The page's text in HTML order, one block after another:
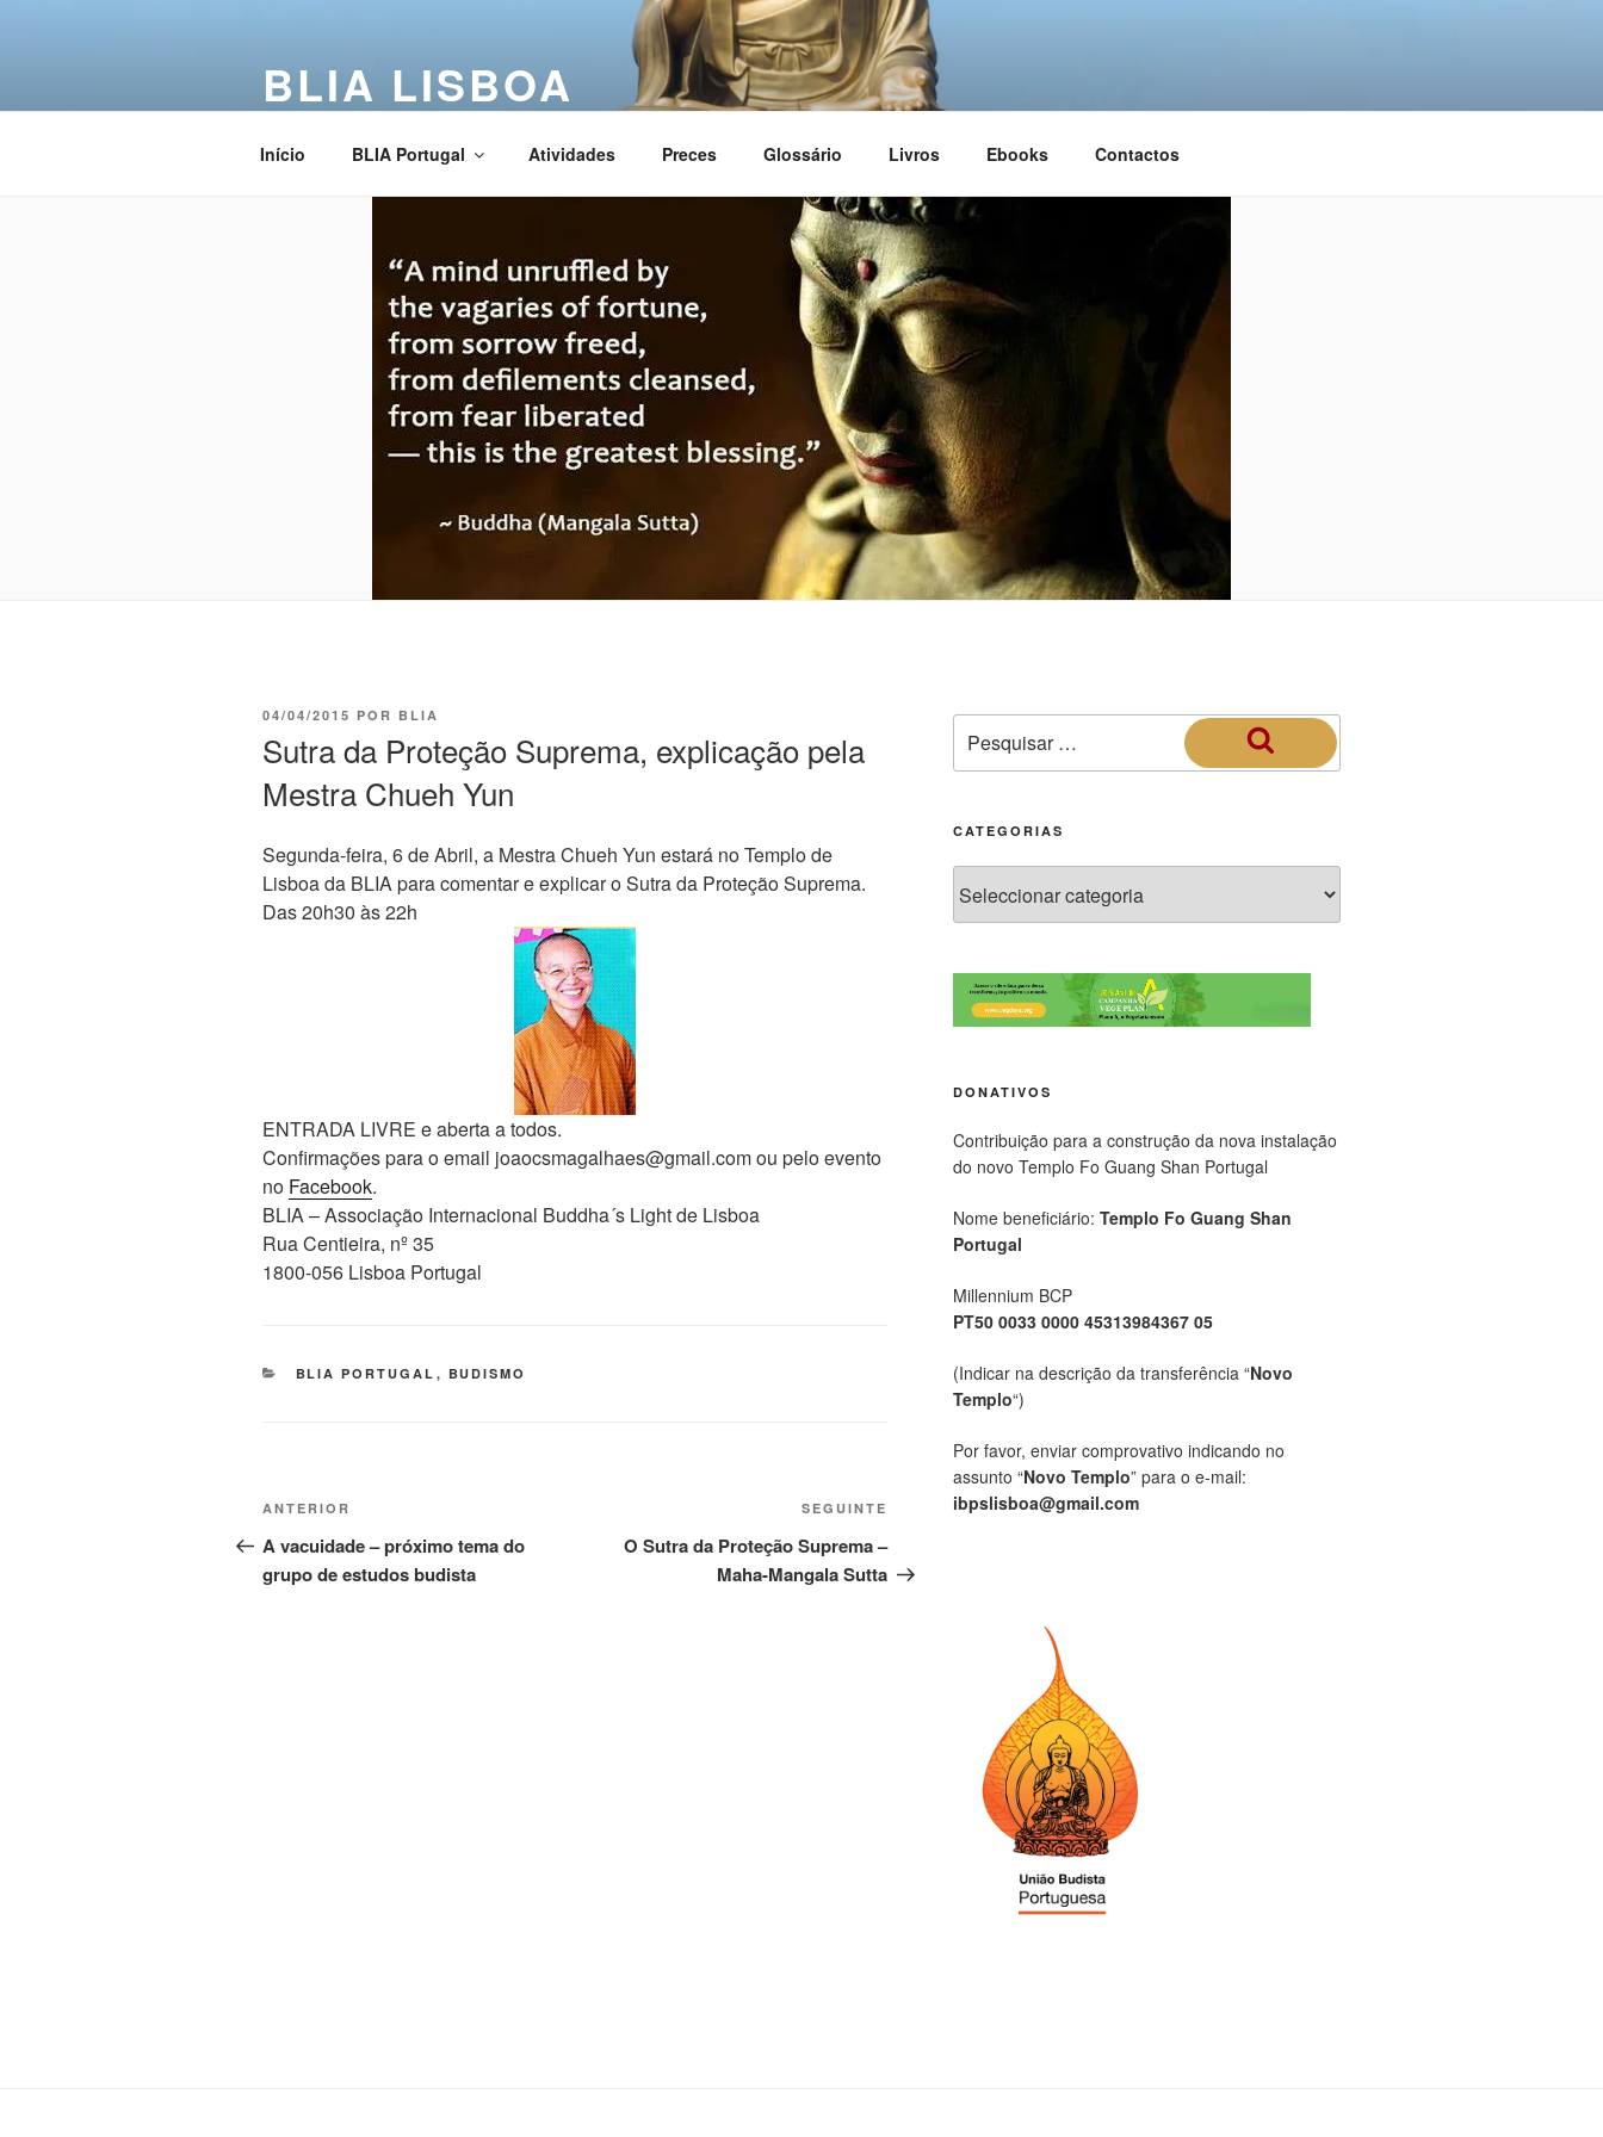
BLIA LISBOA
Início BLIA Portugal Atividades Preces Glossário Livros Ebooks Contactos
04/04/2015 POR BLIA
Sutra da Proteção Suprema, explicação pela
Mestra Chueh Yun
Segunda-feira, 6 de Abril, a Mestra Chueh Yun estará no Templo de
Lisboa da BLIA para comentar e explicar o Sutra da Proteção Suprema.
Das 20h30 às 22h
ENTRADA LIVRE e aberta a todos.
Confirmações para o email joaocsmagalhaes@gmail.com ou pelo evento
no Facebook.
BLIA – Associação Internacional Buddha´s Light de Lisboa
Rua Centieira, nº 35
1800-056 Lisboa Portugal
BLIA PORTUGAL , BUDISMO
ANTERIOR
A vacuidade – próximo tema do
grupo de estudos budista
SEGUINTE
O Sutra da Proteção Suprema –
Maha-Mangala Sutta
CATEGORIAS
DONATIVOS
Contribuição para a construção da nova instalação
do novo Templo Fo Guang Shan Portugal
Nome beneficiário: Templo Fo Guang Shan
Portugal
Millennium BCP
PT50 0033 0000 45313984367 05
(Indicar na descrição da transferência “Novo
Templo“)
Por favor, enviar comprovativo indicando no
assunto “Novo Templo” para o e-mail:
ibpslisboa@gmail.com